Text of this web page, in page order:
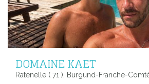
DOMAINE KAET
Ratenelle ( 71 ), Burgund-Franche-